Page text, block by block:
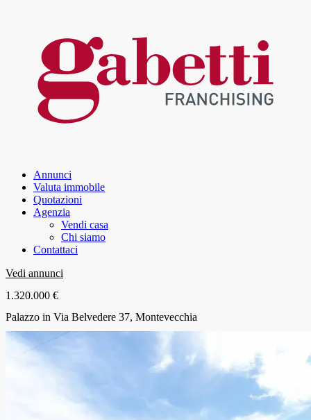
Annunci
Valuta immobile
Quotazioni
Agenzia
Vendi casa
Chi siamo
Contattaci
Vedi annunci
1.320.000 €
Palazzo in Via Belvedere 37, Montevecchia